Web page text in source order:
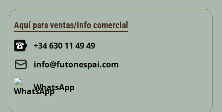
Aquí para ventas/info comercial
+34 630 11 49 49
info@futonespai.com
WhatsApp